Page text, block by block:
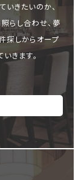
いきたいのか、
らし合わせ、夢
探しからオープ
きます。